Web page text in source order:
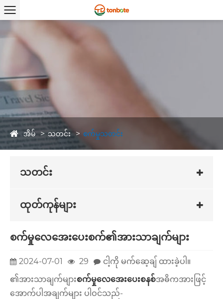
အိမ် သတင်း စက်မှုသတင်း
သတင်း
ထုတ်ကုန်များ
စက်မှုလေအေးပေးစက်၏အားသာချက်များ
2024-07-01 29
ငါ့ကို မက်ဆေ့ချ် ထားခဲ့ပါ။
၏အားသာချက်များစက်မှုလေအေးပေးစနစ်အဓိကအားဖြင့်
အောက်ပါအချက်များ ပါဝင်သည်-